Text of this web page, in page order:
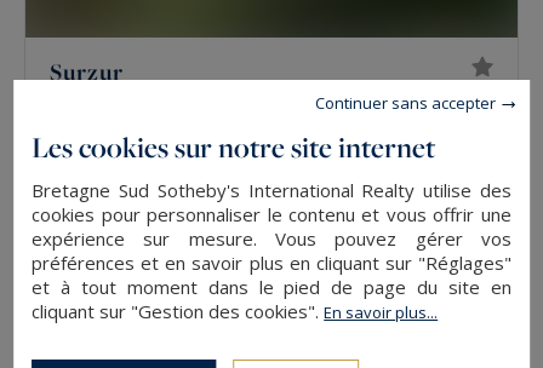
Surzur
997 500 €
EXCLUSIVITÉ
Les cookies sur notre site internet
Bretagne Sud Sotheby's International Realty utilise des
cookies pour personnaliser le contenu et vous offrir une
expérience sur mesure. Vous pouvez gérer vos
préférences et en savoir plus en cliquant sur "Réglages"
et à tout moment dans le pied de page du site en
cliquant sur "Gestion des cookies".En savoir plus...
Continuer sans accepter